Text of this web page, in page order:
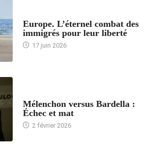
Europe. L’éternel combat des
immigrés pour leur liberté
17 juin 2026
Mélenchon versus Bardella :
Échec et mat
2 février 2026